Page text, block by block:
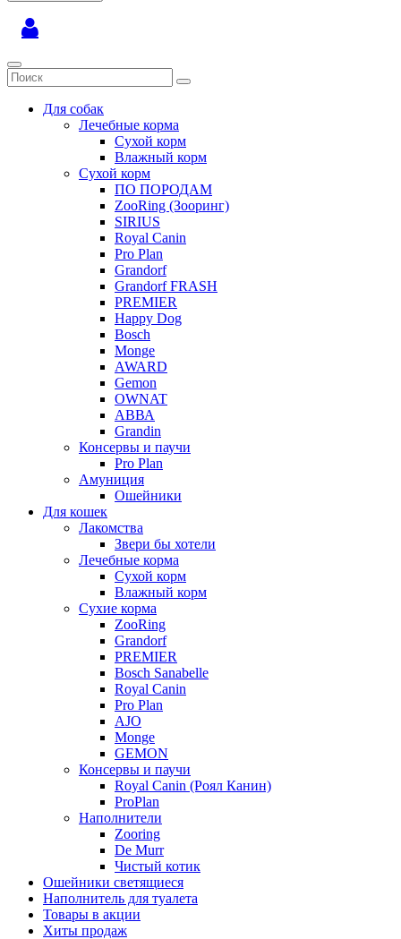
Для собак
Лечебные корма
Сухой корм
Влажный корм
Сухой корм
ПО ПОРОДАМ
ZooRing (Зооринг)
SIRIUS
Royal Canin
Pro Plan
Grandorf
Grandorf FRASH
PREMIER
Happy Dog
Bosch
Monge
AWARD
Gemon
OWNAT
АВВА
Grandin
Консервы и паучи
Pro Plan
Амуниция
Ошейники
Для кошек
Лакомства
Звери бы хотели
Лечебные корма
Сухой корм
Влажный корм
Сухие корма
ZooRing
Grandorf
PREMIER
Bosch Sanabelle
Royal Canin
Pro Plan
AJO
Monge
GEMON
Консервы и паучи
Royal Canin (Роял Канин)
ProPlan
Наполнители
Zooring
De Murr
Чистый котик
Ошейники светящиеся
Наполнитель для туалета
Товары в акции
Хиты продаж